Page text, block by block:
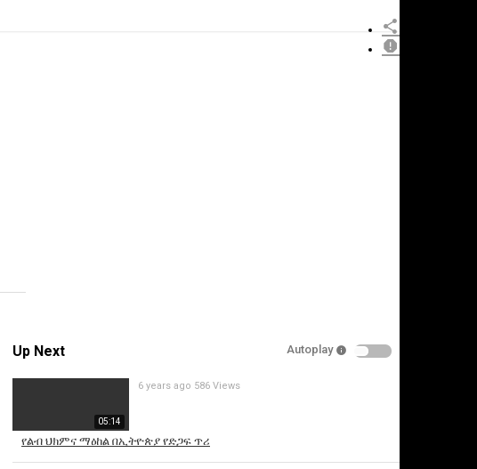
Up Next Autoplay
05:14
የልብ ህክምና ማዕከል በኢትዮጵያ የድጋፍ ጥሪ
6 years ago 586 Views
Cancel